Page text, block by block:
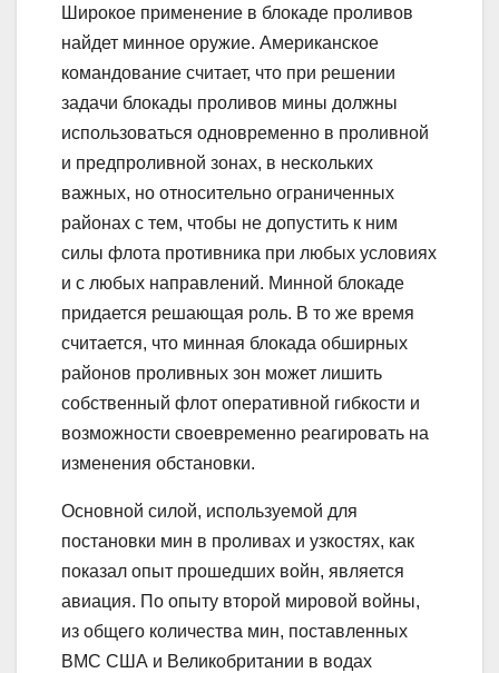
Широкое применение в блокаде проливов
найдет минное оружие. Американское
командование считает, что при решении
задачи блокады проливов мины должны
использоваться одновременно в проливной
и предпроливной зонах, в нескольких
важных, но относительно ограниченных
районах с тем, чтобы не допустить к ним
силы флота противника при любых условиях
и с любых направлений. Минной блокаде
придается решающая роль. В то же время
считается, что минная блокада обширных
районов проливных зон может лишить
собственный флот оперативной гибкости и
возможности своевременно реагировать на
изменения обстановки.
Основной силой, используемой для
постановки мин в проливах и узкостях, как
показал опыт прошедших войн, является
авиация. По опыту второй мировой войны,
из общего количества мин, поставленных
ВМС США и Великобритании в водах